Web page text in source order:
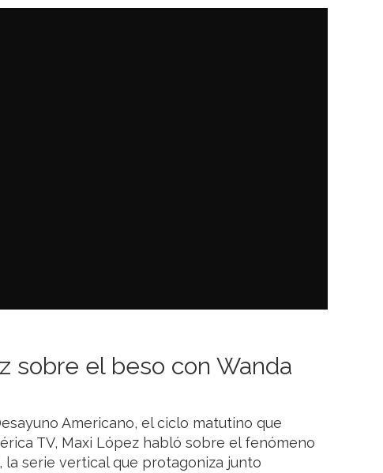
sobre el beso con Wanda
Americano, el ciclo matutino que
TV, Maxi López habló sobre el fenómeno
la serie vertical que protagoniza junto